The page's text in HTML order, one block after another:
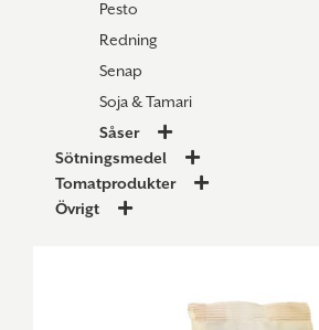
Pesto
Redning
Senap
Soja & Tamari
Såser
Sötningsmedel
Tomatprodukter
Övrigt